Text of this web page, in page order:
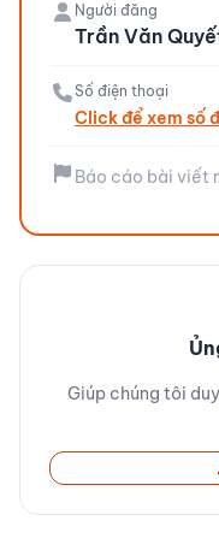
Người đăng
Trần Văn
Số điện thoại
Click để xem số
Báo cáo bài viết
Giúp chúng tôi